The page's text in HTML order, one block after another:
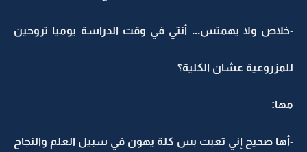
-خلاص ولا يهمتس... أنتي في وقت الدراسة يوميا تروحين
للمزروعية عشان الكلية؟
مها:
-أها صحيح إني تعبت بس كلة يهون في سبيل العلم والنجاح